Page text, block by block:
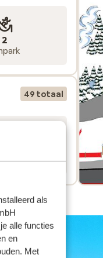
als
alle functies
en
Met
2
49 totaal